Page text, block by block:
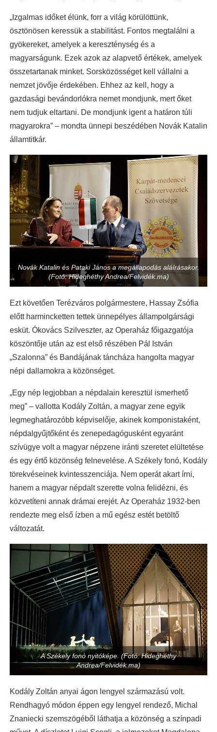
„Izgalmas időket élünk, forr a világ körülöttünk,
ösztönösen keressük a stabilitást. Fontos megtalálni a
gyökereket, amelyek a kereszténység és a
magyarságunk. Ezek azok az alapvető értékek, amelyek
összetartanak minket. Sorsközösséget kell vállalni a
nemzet jövője érdekében. Ehhez az kell, hogy a
gazdasági bevándorlókra nemet mondjunk, mert őket
nem tudjuk eltartani. De mondjunk igent a határon túli
magyarokra” – mondta ünnepi beszédében Novák Katalin
államtitkár.
Novák Katalin és Pataki János a megállapodás aláírásakor.
(Fotó: Hideghéthy Andrea/Felvidék.ma)
Ezt követően Terézváros polgármestere, Hassay Zsófia
előtt harmincketten tettek ünnepélyes állampolgársági
esküt. Ókovács Szilveszter, az Operaház főigazgatója
köszöntője után az est első részében Pál István
„Szalonna” és Bandájának táncháza hangolta magyar
népi dallamokra a közönséget.
„Egy nép legjobban a népdalain keresztül ismerhető
meg” – vallotta Kodály Zoltán, a magyar zene egyik
legmeghatározóbb képviselője, akinek komponistaként,
népdalgyűjtőként és zenepedagógusként egyaránt
szívügye volt a magyar népzene iránti szeretet elültetése
és egy értő közönség felnevelése. A Székely fonó, Kodály
törekvéseinek kvintesszenciája. Nem operát akart írni,
hanem a magyar népdalt szerette volna felidézni, és
közvetíteni annak drámai erejét. Az Operaház 1932-ben
rendezte meg első ízben a mű egész estét betöltő
változatát.
A Székely fonó nyitóképe. (Fotó: Hideghéthy
Andrea/Felvidék.ma)
Kodály Zoltán anyai ágon lengyel származású volt.
Rendhagyó módon éppen egy lengyel rendező, Michal
Znaniecki szemszögéből láthatja a közönség a színpadi